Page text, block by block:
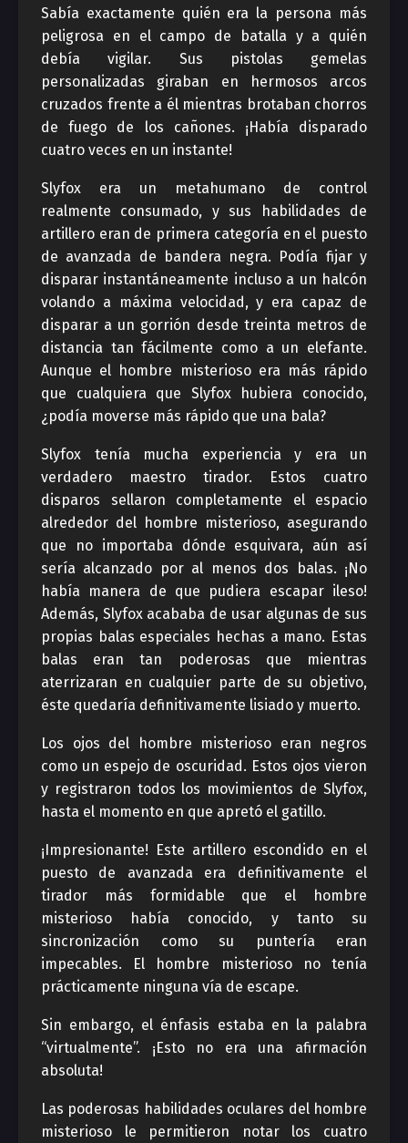
Sabía exactamente quién era la persona más
peligrosa en el campo de batalla y a quién
debía vigilar. Sus pistolas gemelas
personalizadas giraban en hermosos arcos
cruzados frente a él mientras brotaban chorros
de fuego de los cañones. ¡Había disparado
cuatro veces en un instante!
Slyfox era un metahumano de control
realmente consumado, y sus habilidades de
artillero eran de primera categoría en el puesto
de avanzada de bandera negra. Podía fijar y
disparar instantáneamente incluso a un halcón
volando a máxima velocidad, y era capaz de
disparar a un gorrión desde treinta metros de
distancia tan fácilmente como a un elefante.
Aunque el hombre misterioso era más rápido
que cualquiera que Slyfox hubiera conocido,
¿podía moverse más rápido que una bala?
Slyfox tenía mucha experiencia y era un
verdadero maestro tirador. Estos cuatro
disparos sellaron completamente el espacio
alrededor del hombre misterioso, asegurando
que no importaba dónde esquivara, aún así
sería alcanzado por al menos dos balas. ¡No
había manera de que pudiera escapar ileso!
Además, Slyfox acababa de usar algunas de sus
propias balas especiales hechas a mano. Estas
balas eran tan poderosas que mientras
aterrizaran en cualquier parte de su objetivo,
éste quedaría definitivamente lisiado y muerto.
Los ojos del hombre misterioso eran negros
como un espejo de oscuridad. Estos ojos vieron
y registraron todos los movimientos de Slyfox,
hasta el momento en que apretó el gatillo.
¡Impresionante! Este artillero escondido en el
puesto de avanzada era definitivamente el
tirador más formidable que el hombre
misterioso había conocido, y tanto su
sincronización como su puntería eran
impecables. El hombre misterioso no tenía
prácticamente ninguna vía de escape.
Sin embargo, el énfasis estaba en la palabra
“virtualmente”. ¡Esto no era una afirmación
absoluta!
Las poderosas habilidades oculares del hombre
misterioso le permitieron notar los cuatro